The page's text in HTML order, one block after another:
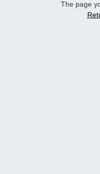
The page